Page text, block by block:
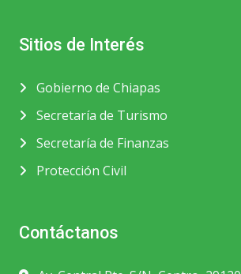
Sitios de Interés
Gobierno de Chiapas
Secretaría de Turismo
Secretaría de Finanzas
Protección Civil
Contáctanos